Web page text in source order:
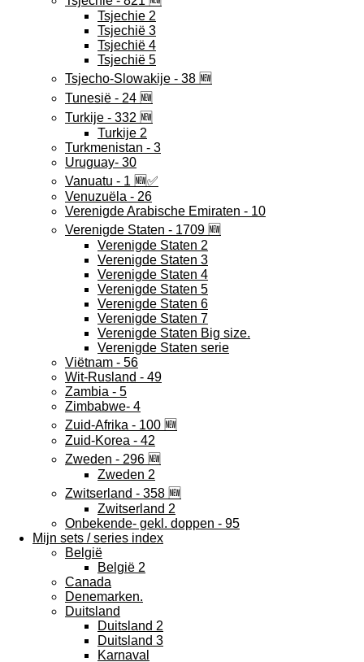
Tsjechie 2
Tsjechië 3
Tsjechië 4
Tsjechië 5
Tsjecho-Slowakije - 38 🆕
Tunesië - 24 🆕
Turkije - 332 🆕
Turkije 2
Turkmenistan - 3
Uruguay- 30
Vanuatu - 1 🆕✅
Venuzuëla - 26
Verenigde Arabische Emiraten - 10
Verenigde Staten - 1709 🆕
Verenigde Staten 2
Verenigde Staten 3
Verenigde Staten 4
Verenigde Staten 5
Verenigde Staten 6
Verenigde Staten 7
Verenigde Staten Big size.
Verenigde Staten serie
Viëtnam - 56
Wit-Rusland - 49
Zambia - 5
Zimbabwe- 4
Zuid-Afrika - 100 🆕
Zuid-Korea - 42
Zweden - 296 🆕
Zweden 2
Zwitserland - 358 🆕
Zwitserland 2
Onbekende- gekl. doppen - 95
Mijn sets / series index
België
België 2
Canada
Denemarken.
Duitsland
Duitsland 2
Duitsland 3
Karnaval